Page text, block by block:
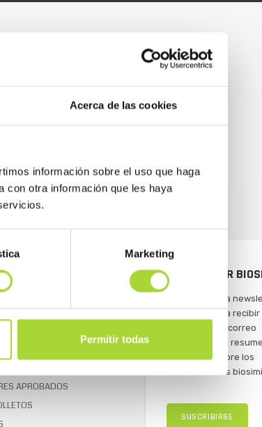
Acerca de las cookies
información sobre el uso que haga
con otra información que les haya
Marketing
Permitir todas
APROBADOS
NEWSLETTER
Suscríbete a la
de BioSim para
semana en tu correo
electrónico un
actualidad sobre los
medicamentos
SUSCRIBIRSE